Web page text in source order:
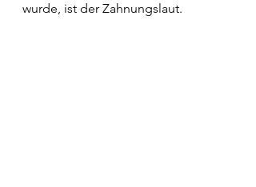
wurde, ist der Zahnungslaut.